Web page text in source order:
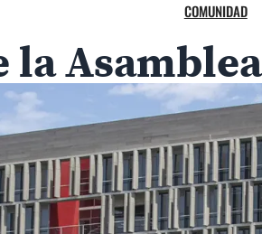
COMUNIDAD
la